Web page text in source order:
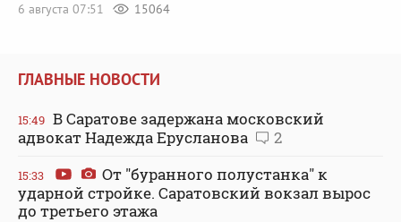
6 августа 07:51
15064
ГЛАВНЫЕ НОВОСТИ
15:49 В Саратове задержана московский
адвокат Надежда Ерусланова
2
15:33
От "буранного полустанка" к
ударной стройке. Саратовский вокзал вырос
до третьего этажа